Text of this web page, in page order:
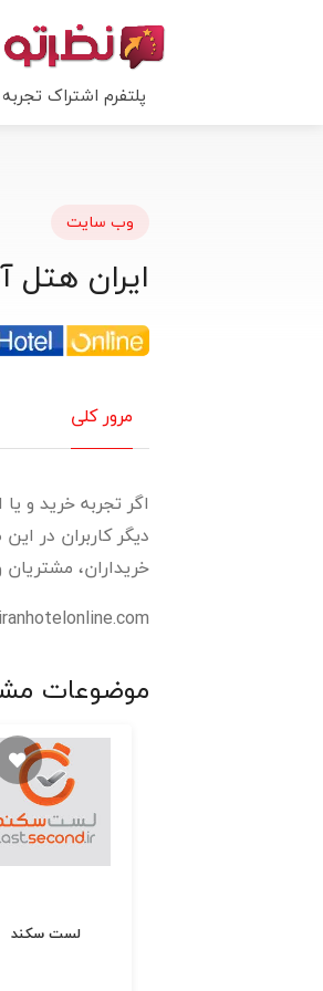
پلتفرم اشتراک تجربه
وب سایت
ایران هتل
مرور کلی
اگر تجربه خرید و
دیگر کاربران در
خریداران، مشتریان
موضوعات
لست سکند